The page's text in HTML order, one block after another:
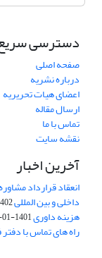
دسترسی
صفحه اصلی
درباره نشریه
اعضای هیات تحریریه
ارسال مقاله
تماس با ما
نقشه سایت
آخرین اخبار
انعقاد قرارداد
داخلی و بین المللی03-28
هزینه داوری1401-01-01
راه های تماس با